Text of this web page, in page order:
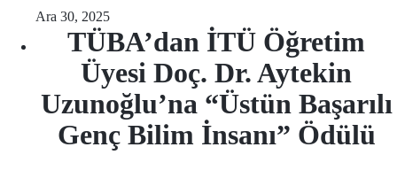
Ara 30, 2025
TÜBA’dan İTÜ Öğretim
Üyesi Doç. Dr. Aytekin
Uzunoğlu’na “Üstün Başarılı
Genç Bilim İnsanı” Ödülü